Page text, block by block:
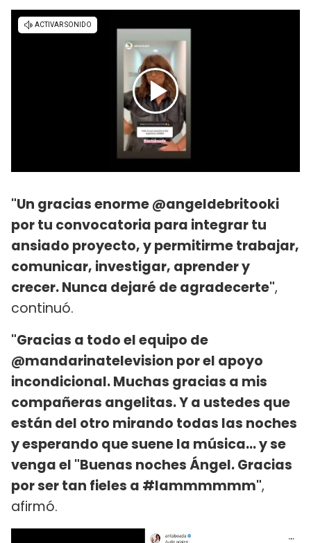
"Un gracias enorme @angeldebritooki
por tu convocatoria para integrar tu
ansiado proyecto, y permitirme trabajar,
comunicar, investigar, aprender y
crecer. Nunca dejaré de agradecerte",
continuó.
"Gracias a todo el equipo de
@mandarinatelevision por el apoyo
incondicional. Muchas gracias a mis
compañeras angelitas. Y a ustedes que
están del otro mirando todas las noches
y esperando que suene la música... y se
venga el "Buenas noches Ángel. Gracias
por ser tan fieles a #lammmmmm",
afirmó.